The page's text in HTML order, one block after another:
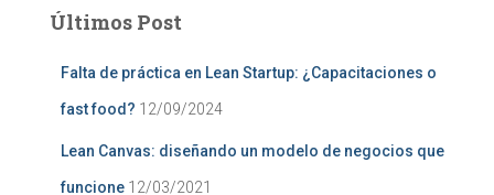
r
Últimos Post
Falta de práctica en Lean Startup: ¿Capacitaciones o
fast food? 12/09/2024
Lean Canvas: diseñando un modelo de negocios que
funcione 12/03/2021